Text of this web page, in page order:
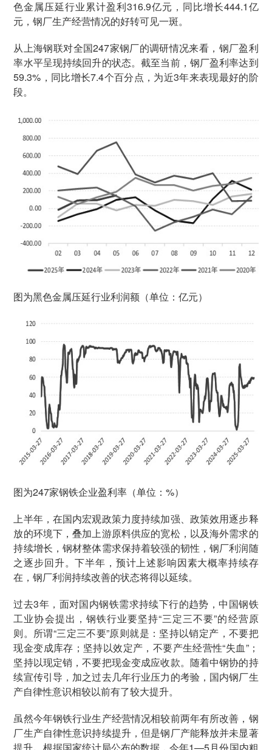
色金属压延行业累计盈利316.9亿元，同比增长444.1亿
元，钢厂生产经营情况的好转可见一斑。
从上海钢联对全国247家钢厂的调研情况来看，钢厂盈利
率水平呈现持续回升的状态。截至当前，钢厂盈利率达到
59.3%，同比增长7.4个百分点，为近3年来表现最好的阶
段。
图为黑色金属压延行业利润额（单位：亿元）
图为247家钢铁企业盈利率（单位：%）
上半年，在国内宏观政策力度持续加强、政策效用逐步释
放的环境下，叠加上游原料供应的宽松，以及海外需求的
持续增长，钢材整体需求保持着较强的韧性，钢厂利润随
之逐步回升。下半年，预计上述影响因素大概率持续存
在，钢厂利润持续改善的状态将得以延续。
过去3年，面对国内钢铁需求持续下行的趋势，中国钢铁
工业协会提出，钢铁行业要坚持“三定三不要”的经营原
则。所谓“三定三不要”原则就是：坚持以销定产，不要把
现金变成库存；坚持以效定产，不要产生经营性“失血”；
坚持以现定销，不要把现金变成应收款。随着中钢协的持
续宣传引导，加之过去几年行业压力的考验，国内钢厂生
产自律性意识相较以前有了较大提升。
虽然今年钢铁行业生产经营情况相较前两年有所改善，钢
厂生产自律性意识持续提升，但是钢厂产能释放并未显著